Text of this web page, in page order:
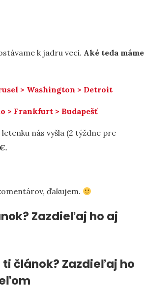
k jadru veci. Aké teda máme
> Washington > Detroit
> Frankfurt > Budapešť
letenku nás vyšla (2 týždne pre
ďakujem.
Zazdieľaj ho aj
ti článok? Zazdieľaj ho